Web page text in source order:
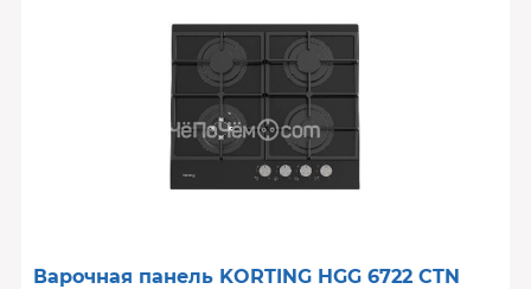
Варочная панель KORTING HGG 6722 CTN